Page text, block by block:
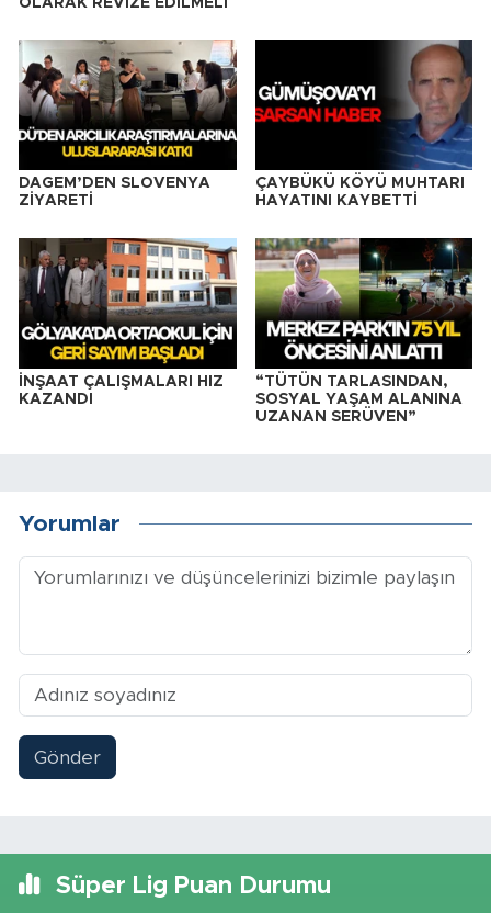
DAGEM’DEN SLOVENYA
ZİYARETİ
ÇAYBÜKÜ KÖYÜ MUHTARI
HAYATINI KAYBETTİ
İNŞAAT ÇALIŞMALARI HIZ
KAZANDI
“TÜTÜN TARLASINDAN,
SOSYAL YAŞAM ALANINA
UZANAN SERÜVEN”
Yorumlar
Gönder
Süper Lig Puan Durumu